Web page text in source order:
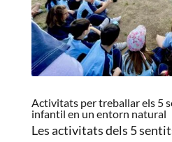
Activitats per treballar els 5
infantil en un entorn natural
Les activitats dels 5